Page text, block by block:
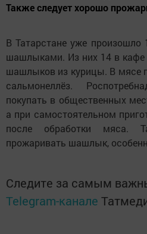
Также следует хорошо
В Татарстане уже произошло
шашлыками. Из них 14 в кафе
шашлыков из курицы. В мясе
сальмонеллёз.
покупать в общественных
а при самостоятельном
после обработки мяса.
прожаривать шашлык,
Следите за самым
Telegram-канале